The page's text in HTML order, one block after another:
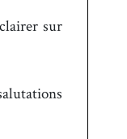
sur